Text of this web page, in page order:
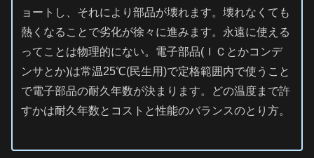
ョートし、それにより部品が壊れます。壊れなくても
熱くなることで劣化が徐々に進みます。永遠に使える
ってことは物理的にない。電子部品(ＩＣとかコンデ
ンサとか)は常温25℃(民生用)で定格範囲内で使うこと
で電子部品の耐久年数が決まります。どの温度まで許
すかは耐久年数とコストと性能のバランスのとり方。